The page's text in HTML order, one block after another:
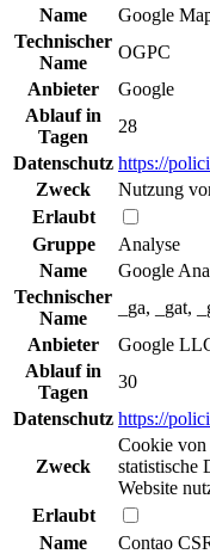
Name
Google
Technischer
Name
OGPC
Anbieter
Google
Ablauf in
Tagen
28
Datenschutz https://
Zweck
Nutzung
Erlaubt
Gruppe
Analyse
Name
Google
Technischer
Name
_ga, _gat,
Anbieter
Google
Ablauf in
Tagen
30
Datenschutz https://
Zweck
Cookie von
statistische
Website
Erlaubt
Name
Contao